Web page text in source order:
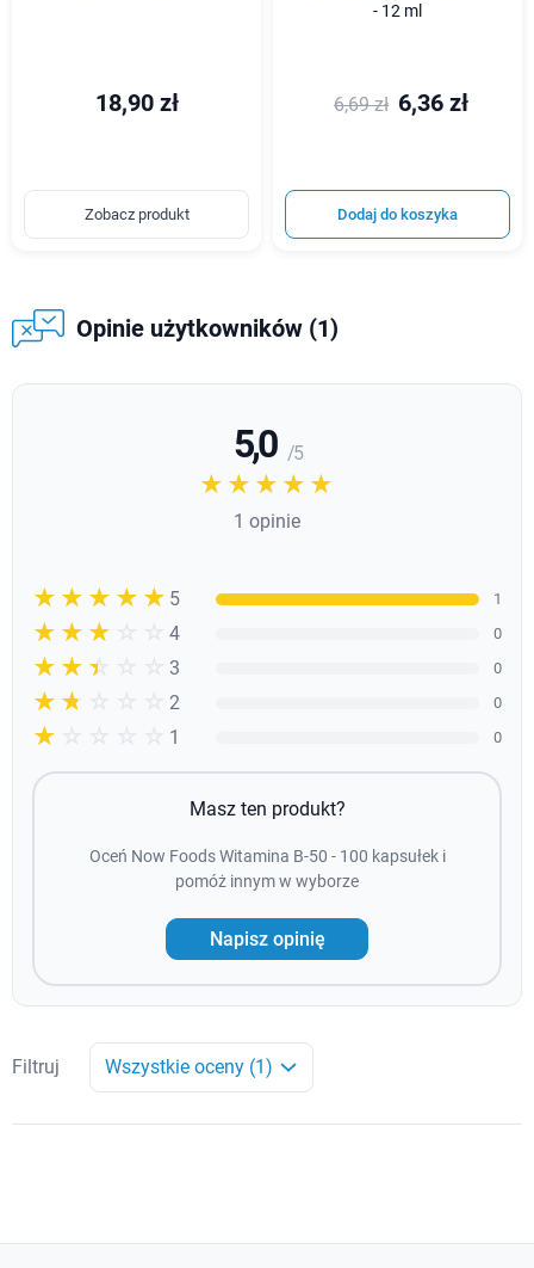
18,90 zł
Zobacz produkt
- 12 ml
6,69 zł 6,36 zł
Dodaj do koszyka
Opinie użytkowników (1)
5,0 / 5
☆☆☆☆☆
★★★★★
1 opinie
☆☆☆☆☆
★★★★★ 5 1
☆☆☆☆☆
★★★★ 4 0
☆☆☆☆☆
★★★ 3 0
☆☆☆☆☆
★★ 2 0
☆☆☆☆☆
★ 1 0
Masz ten produkt?
Oceń Now Foods Witamina B-50 - 100 kapsułek i
pomóż innym w wyborze
Napisz opinię
Filtruj Wszystkie oceny (1)